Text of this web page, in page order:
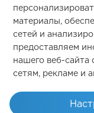
Свяжитесь с
материалы,
сетей и
предоставляем
нашего веб-
сетям, рекламе и